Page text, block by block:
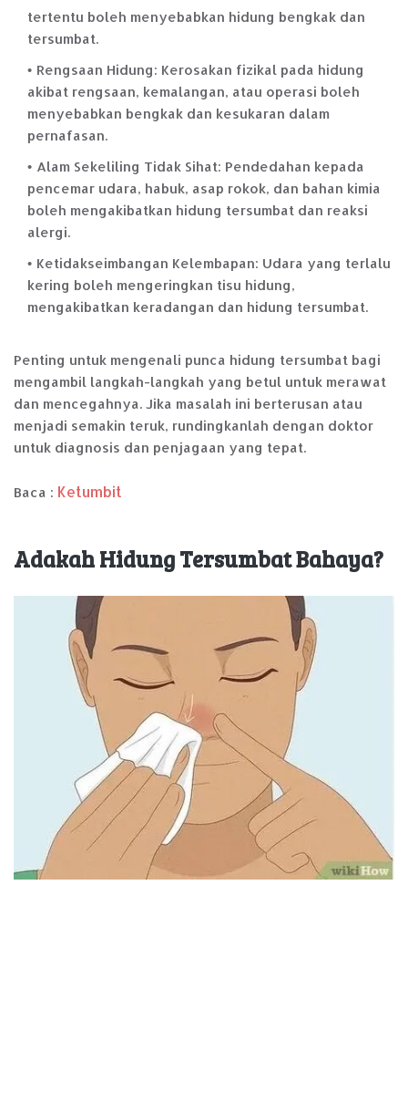
tertentu boleh menyebabkan hidung bengkak dan
tersumbat.
Rengsaan Hidung: Kerosakan fizikal pada hidung
akibat rengsaan, kemalangan, atau operasi boleh
menyebabkan bengkak dan kesukaran dalam
pernafasan.
Alam Sekeliling Tidak Sihat: Pendedahan kepada
pencemar udara, habuk, asap rokok, dan bahan kimia
boleh mengakibatkan hidung tersumbat dan reaksi
alergi.
Ketidakseimbangan Kelembapan: Udara yang terlalu
kering boleh mengeringkan tisu hidung,
mengakibatkan keradangan dan hidung tersumbat.
Penting untuk mengenali punca hidung tersumbat bagi
mengambil langkah-langkah yang betul untuk merawat
dan mencegahnya. Jika masalah ini berterusan atau
menjadi semakin teruk, rundingkanlah dengan doktor
untuk diagnosis dan penjagaan yang tepat.
Baca : Ketumbit
Adakah Hidung Tersumbat Bahaya?